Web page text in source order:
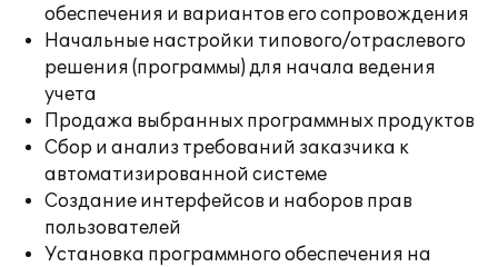
обеспечения и вариантов его сопровождения
Начальные настройки типового/отраслевого
решения (программы) для начала ведения
учета
Продажа выбранных программных продуктов
Сбор и анализ требований заказчика к
автоматизированной системе
Создание интерфейсов и наборов прав
пользователей
Установка программного обеспечения на